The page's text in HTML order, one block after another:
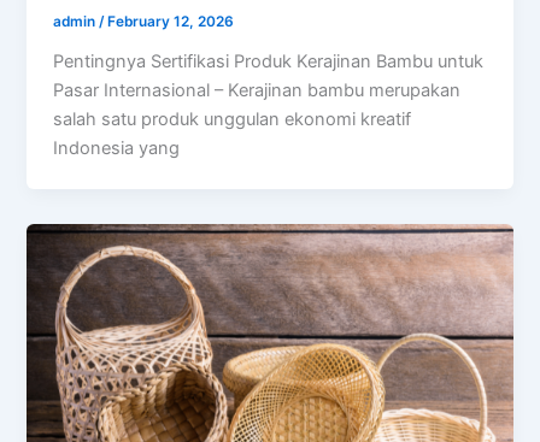
admin/ February 12, 2026
Pentingnya Sertifikasi Produk Kerajinan Bambu untuk
Pasar Internasional – Kerajinan bambu merupakan
salah satu produk unggulan ekonomi kreatif
Indonesia yang